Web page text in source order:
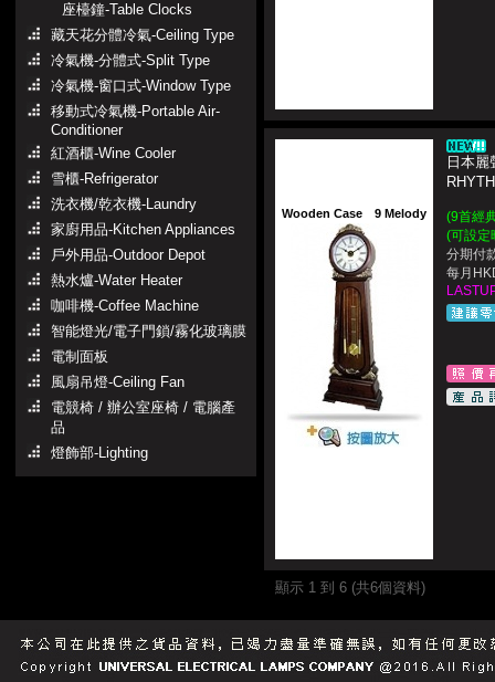
座檯鐘-Table Clocks
藏天花分體冷氣-Ceiling Type
冷氣機-分體式-Split Type
冷氣機-窗口式-Window Type
移動式冷氣機-Portable Air-
Conditioner
紅酒櫃-Wine Cooler
雪櫃-Refrigerator
洗衣機/乾衣機-Laundry
家廚用品-Kitchen Appliances
戶外用品-Outdoor Depot
熱水爐-Water Heater
咖啡機-Coffee Machine
智能燈光/電子門鎖/霧化玻璃膜
電制面板
風扇吊燈-Ceiling Fan
電競椅 / 辦公室座椅 / 電腦產
品
燈飾部-Lighting
Wooden Case 9 Melody
日本麗
(9首經
(可設定
分期付
每月
顯示 1 到 6 (共6個資料)